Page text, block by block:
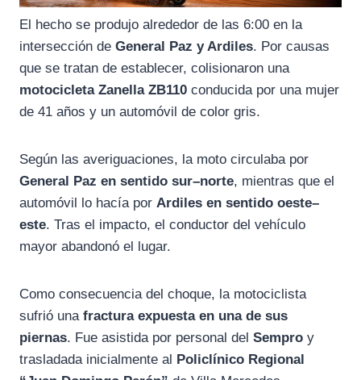
El hecho se produjo alrededor de las 6:00 en la
intersección de General Paz y Ardiles. Por causas
que se tratan de establecer, colisionaron una
motocicleta Zanella ZB110 conducida por una mujer
de 41 años y un automóvil de color gris.
Según las averiguaciones, la moto circulaba por
General Paz en sentido sur–norte, mientras que el
automóvil lo hacía por Ardiles en sentido oeste–
este. Tras el impacto, el conductor del vehículo
mayor abandonó el lugar.
Como consecuencia del choque, la motociclista
sufrió una fractura expuesta en una de sus
piernas. Fue asistida por personal del Sempro y
trasladada inicialmente al Policlínico Regional